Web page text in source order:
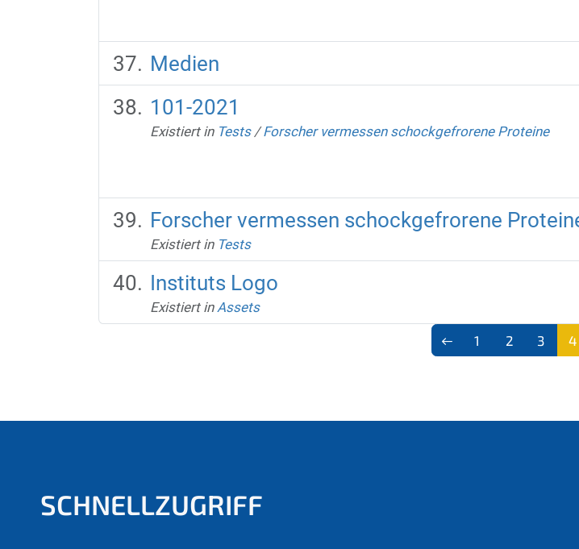
Medien
101-2021
Existiert in Tests /Forscher vermessen schockgefrorene Proteine
Forscher vermessen schockgefrorene
Existiert in Tests
Instituts Logo
Existiert in Assets
1 2 3
4
SCHNELLZUGRIFF